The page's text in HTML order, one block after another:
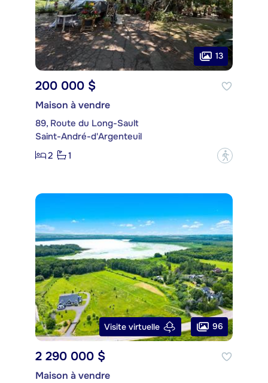
13
200 000 $
Maison à vendre
89, Route du Long-Sault
Saint-André-d'Argenteuil
2
1 ?
Visite virtuelle 96
2 290 000 $
Maison à vendre